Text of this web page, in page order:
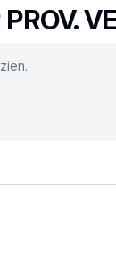
PROV.